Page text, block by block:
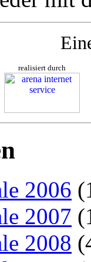
realisiert durch
2006
2007
2008